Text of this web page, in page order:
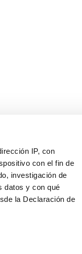
IP, con
con el fin de
investigación de
datos y con qué
la Declaración de